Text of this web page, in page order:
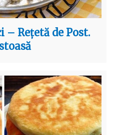
– Rețetă de Post.